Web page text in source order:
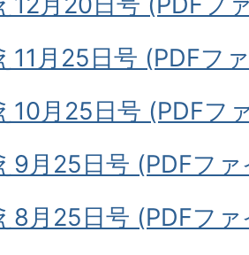
11月25日号 (PDFフ
10月25日号 (PDFフ
9月25日号 (PDFフ
8月25日号 (PDFフ